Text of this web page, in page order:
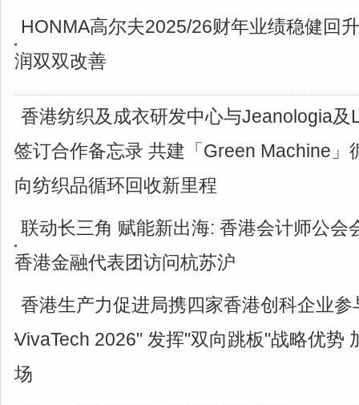
HONMA高尔夫2025/26财年业绩稳健回
润双双改善
香港纺织及成衣研发中心与Jeanologia及
签订合作备忘录 共建「Green Machine」
向纺织品循环回收新里程
联动长三角 赋能新出海: 香港会计师公会
香港金融代表团访问杭苏沪
香港生产力促进局携四家香港创科企业参
VivaTech 2026" 发挥"双向跳板"战略优势
场